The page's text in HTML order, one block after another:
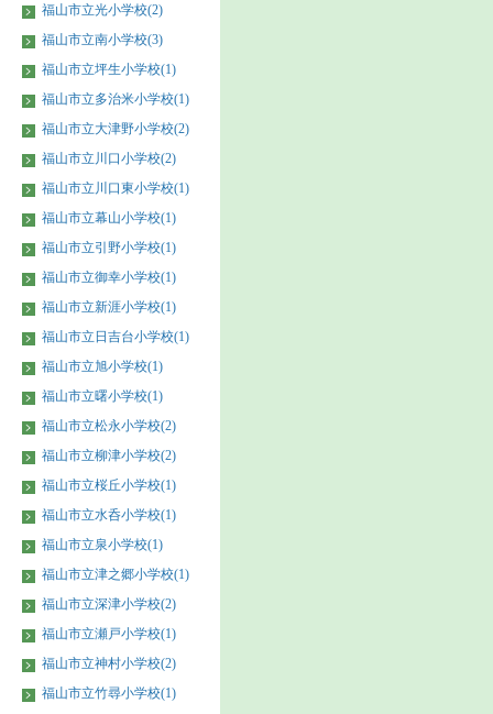
福山市立光小学校(2)
福山市立南小学校(3)
福山市立坪生小学校(1)
福山市立多治米小学校(1)
福山市立大津野小学校(2)
福山市立川口小学校(2)
福山市立川口東小学校(1)
福山市立幕山小学校(1)
福山市立引野小学校(1)
福山市立御幸小学校(1)
福山市立新涯小学校(1)
福山市立日吉台小学校(1)
福山市立旭小学校(1)
福山市立曙小学校(1)
福山市立松永小学校(2)
福山市立柳津小学校(2)
福山市立桜丘小学校(1)
福山市立水呑小学校(1)
福山市立泉小学校(1)
福山市立津之郷小学校(1)
福山市立深津小学校(2)
福山市立瀬戸小学校(1)
福山市立神村小学校(2)
福山市立竹尋小学校(1)